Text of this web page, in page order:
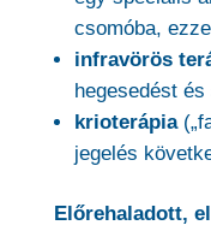
csomóba,
infravörös
hegesedést
krioterápia
jegelés
Előrehaladott,